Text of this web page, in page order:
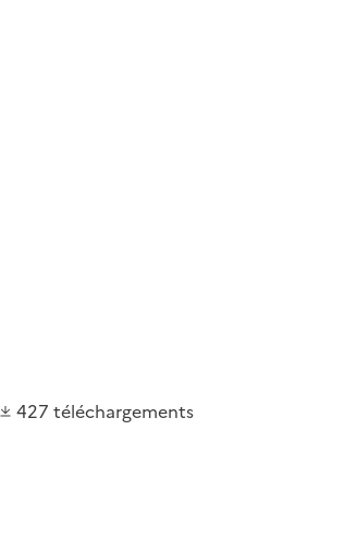
427 téléchargements